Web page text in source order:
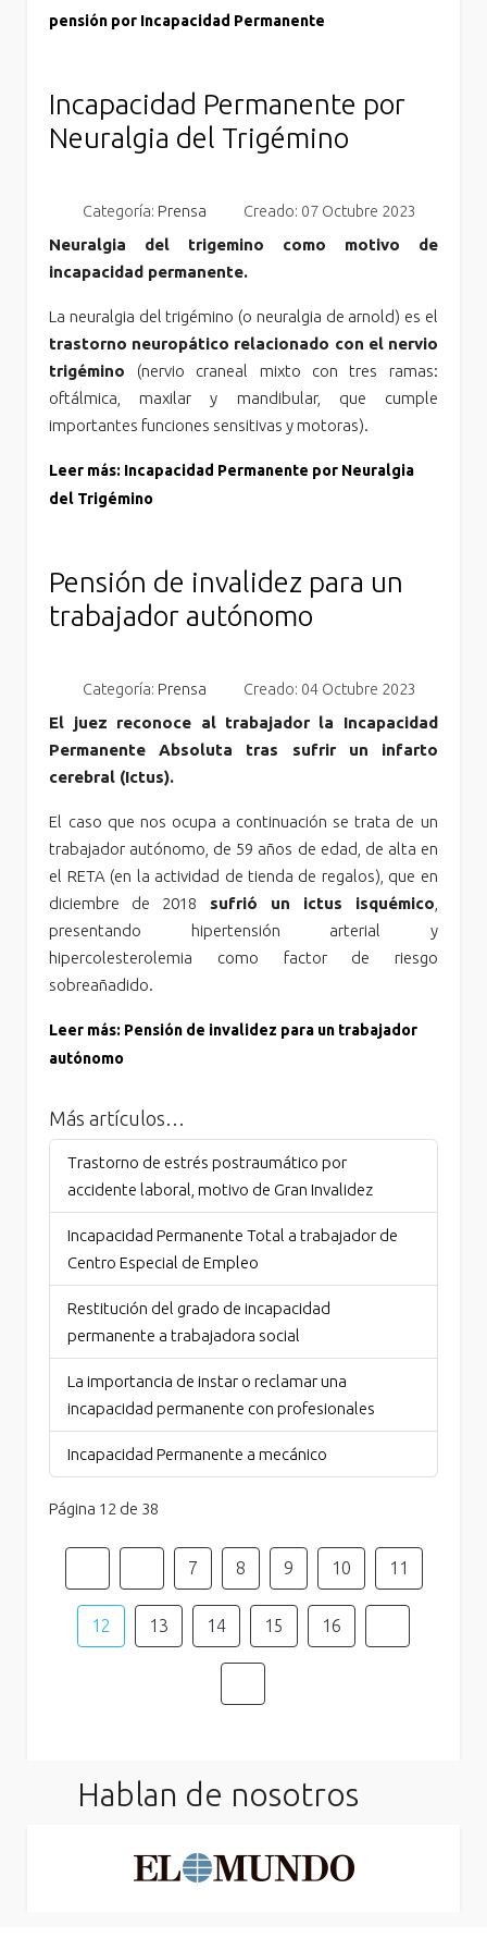
pensión por Incapacidad Permanente
Incapacidad Permanente por
Neuralgia del Trigémino
Categoría: Prensa Creado: 07 Octubre 2023
Neuralgia del trigemino como motivo de
incapacidad permanente.
La neuralgia del trigémino (o neuralgia de arnold) es el
trastorno neuropático relacionado con el nervio
trigémino (nervio craneal mixto con tres ramas:
oftálmica, maxilar y mandibular, que cumple
importantes funciones sensitivas y motoras).
Leer más: Incapacidad Permanente por Neuralgia
del Trigémino
Pensión de invalidez para un
trabajador autónomo
Categoría: Prensa Creado: 04 Octubre 2023
El juez reconoce al trabajador la Incapacidad
Permanente Absoluta tras sufrir un infarto
cerebral (Ictus).
El caso que nos ocupa a continuación se trata de un
trabajador autónomo, de 59 años de edad, de alta en
el RETA (en la actividad de tienda de regalos), que en
diciembre de 2018 sufrió un ictus isquémico,
presentando hipertensión arterial y
hipercolesterolemia como factor de riesgo
sobreañadido.
Leer más: Pensión de invalidez para un trabajador
autónomo
Más artículos…
Trastorno de estrés postraumático por
accidente laboral, motivo de Gran Invalidez
Incapacidad Permanente Total a trabajador de
Centro Especial de Empleo
Restitución del grado de incapacidad
permanente a trabajadora social
La importancia de instar o reclamar una
incapacidad permanente con profesionales
Incapacidad Permanente a mecánico
Página 12 de 38
7 8 9 10 11
12 13 14 15 16
Hablan de nosotros